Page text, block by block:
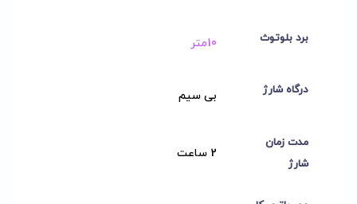
برد بلوتوث 10متر
درگاه شارژ بی سیم
مدت زمان
شارژ
2 ساعت